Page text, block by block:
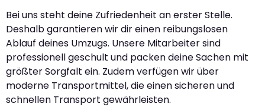
Bei uns steht deine Zufriedenheit an erster Stelle.
Deshalb garantieren wir dir einen reibungslosen
Ablauf deines Umzugs. Unsere Mitarbeiter sind
professionell geschult und packen deine Sachen mit
größter Sorgfalt ein. Zudem verfügen wir über
moderne Transportmittel, die einen sicheren und
schnellen Transport gewährleisten.